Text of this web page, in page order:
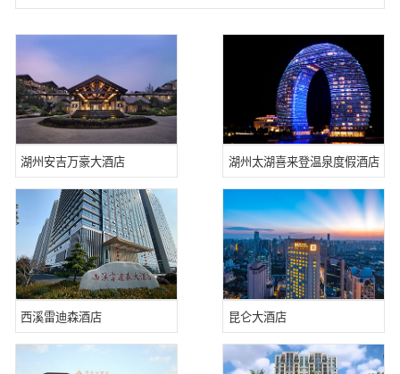
湖州安吉万豪大酒店 湖州太湖喜来登温泉度假酒店
西溪雷迪森酒店 昆仑大酒店